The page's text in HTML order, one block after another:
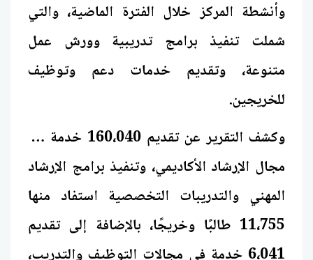
وأنشطة المركز خلال الفترة الماضية، والتي
شملت تنفيذ برامج تدريبية وورش عمل
متنوعة، وتقديم خدمات دعم وتوظيف
للخريجين.
وكشف التقرير عن تقديم 160،040 خدمة في
مجال الإرشاد الأكاديمي، وتنفيذ برامج الإرشاد
المهني والتدريبات التخصصية استفاد منها
11،755 طالبًا وخريجًا، بالإضافة إلى تقديم